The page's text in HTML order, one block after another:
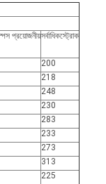
প্রয়োজনীয়সর্বাধিকস্ট্রোক
200
218
248
230
283
233
273
313
225